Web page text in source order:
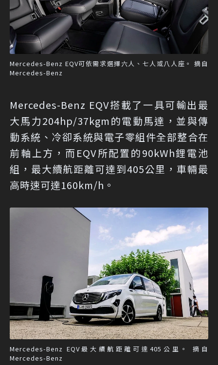
Mercedes-Benz EQV可依需求選擇六人、七人或八人座。 摘自
Mercedes-Benz
Mercedes-Benz EQV搭載了一具可輸出最
大馬力204hp/37kgm的電動馬達，並與傳
動系統、冷卻系統與電子零組件全部整合在
前軸上方，而EQV所配置的90kWh鋰電池
組，最大續航距離可達到405公里，車輛最
高時速可達160km/h。
Mercedes-Benz EQV最大續航距離可達405公里。 摘自
Mercedes-Benz